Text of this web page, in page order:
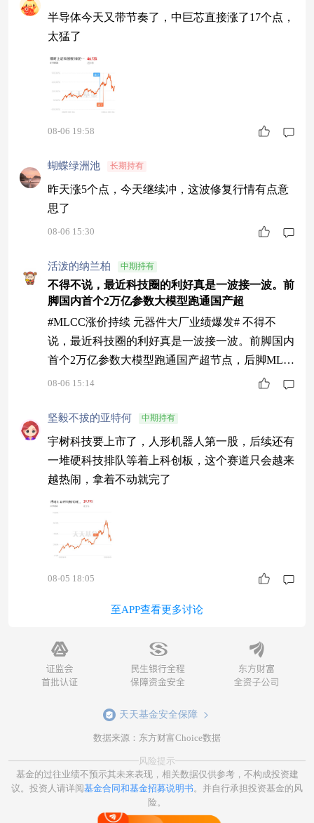
都管用。$博时上证科创板100ETF联接C$ 跟踪的
上证科创板100指数，盘子里的都是硬科技中坚力
半导体今天又带节奏了，中巨芯直接涨了17个点，
太猛了
08-06 19:58
蝴蝶绿洲池 长期持有
昨天涨5个点，今天继续冲，这波修复行情有点意
思了
08-06 15:30
活泼的纳兰柏 中期持有
不得不说，最近科技圈的利好真是一波接一波。前
脚国内首个2万亿参数大模型跑通国产超
#MLCC涨价持续 元器件大厂业绩爆发# 不得不
说，最近科技圈的利好真是一波接一波。前脚国内
首个2万亿参数大模型跑通国产超节点，后脚MLC
C龙头们集体涨价，AI算力的故事从海外村田的财
心。$博时上证科创板100ETF联接C$ 前十大权重
里有普冉股份、华峰测控、芯源微、安集科技、仕
佳光子、睿创微纳这些，全是科创板上中等市值
的“专精特新”，半导体、新材料、光学
08-06 15:14
坚毅不拔的亚特何 中期持有
宇树科技要上市了，人形机器人第一股，后续还有
一堆硬科技排队等着上科创板，这个赛道只会越来
越热闹，拿着不动就完了
08-05 18:05
至APP查看更多讨论
天天基金安全保障
数据来源：东方财富Choice数据
风险提示
基金的过往业绩不预示其未来表现，相关数据仅供参考，不构成投资建
议。投资人请详阅基金合同和基金招募说明书 。并自行承担投资基金的风
险。